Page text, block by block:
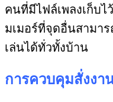
คนที่มีไฟล์เพลงเก็บไ
มเมอร์ที่จุดอื่นสามา
เล่นได้ทั่วทั้งบ้าน
การควบคุมสั่งงา